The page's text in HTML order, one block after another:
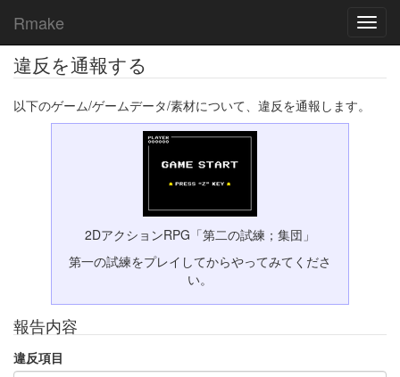
Rmake
違反を通報する
以下のゲーム/ゲームデータ/素材について、違反を通報します。
2DアクションRPG「第二の試練；集団」
第一の試練をプレイしてからやってみてくださ
い。
報告内容
違反項目